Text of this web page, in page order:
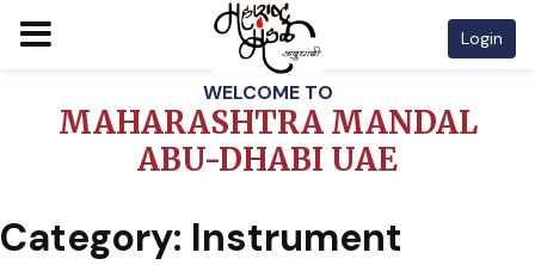
content
WELCOME TO
MAHARASHTRA MANDAL
ABU-DHABI UAE
Login
Category: Instrument